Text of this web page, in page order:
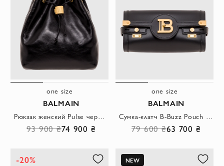
one size
BALMAIN
93 900 ₴74 900 ₴
one size
BALMAIN
79 600 ₴63 700 ₴
-20% NEW